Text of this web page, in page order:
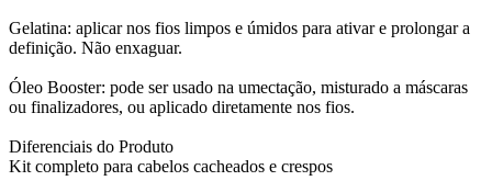
Gelatina: aplicar nos fios limpos e úmidos para ativar e prolongar a
definição. Não enxaguar.
Óleo Booster: pode ser usado na umectação, misturado a máscaras
ou finalizadores, ou aplicado diretamente nos fios.
Diferenciais do Produto
Kit completo para cabelos cacheados e crespos